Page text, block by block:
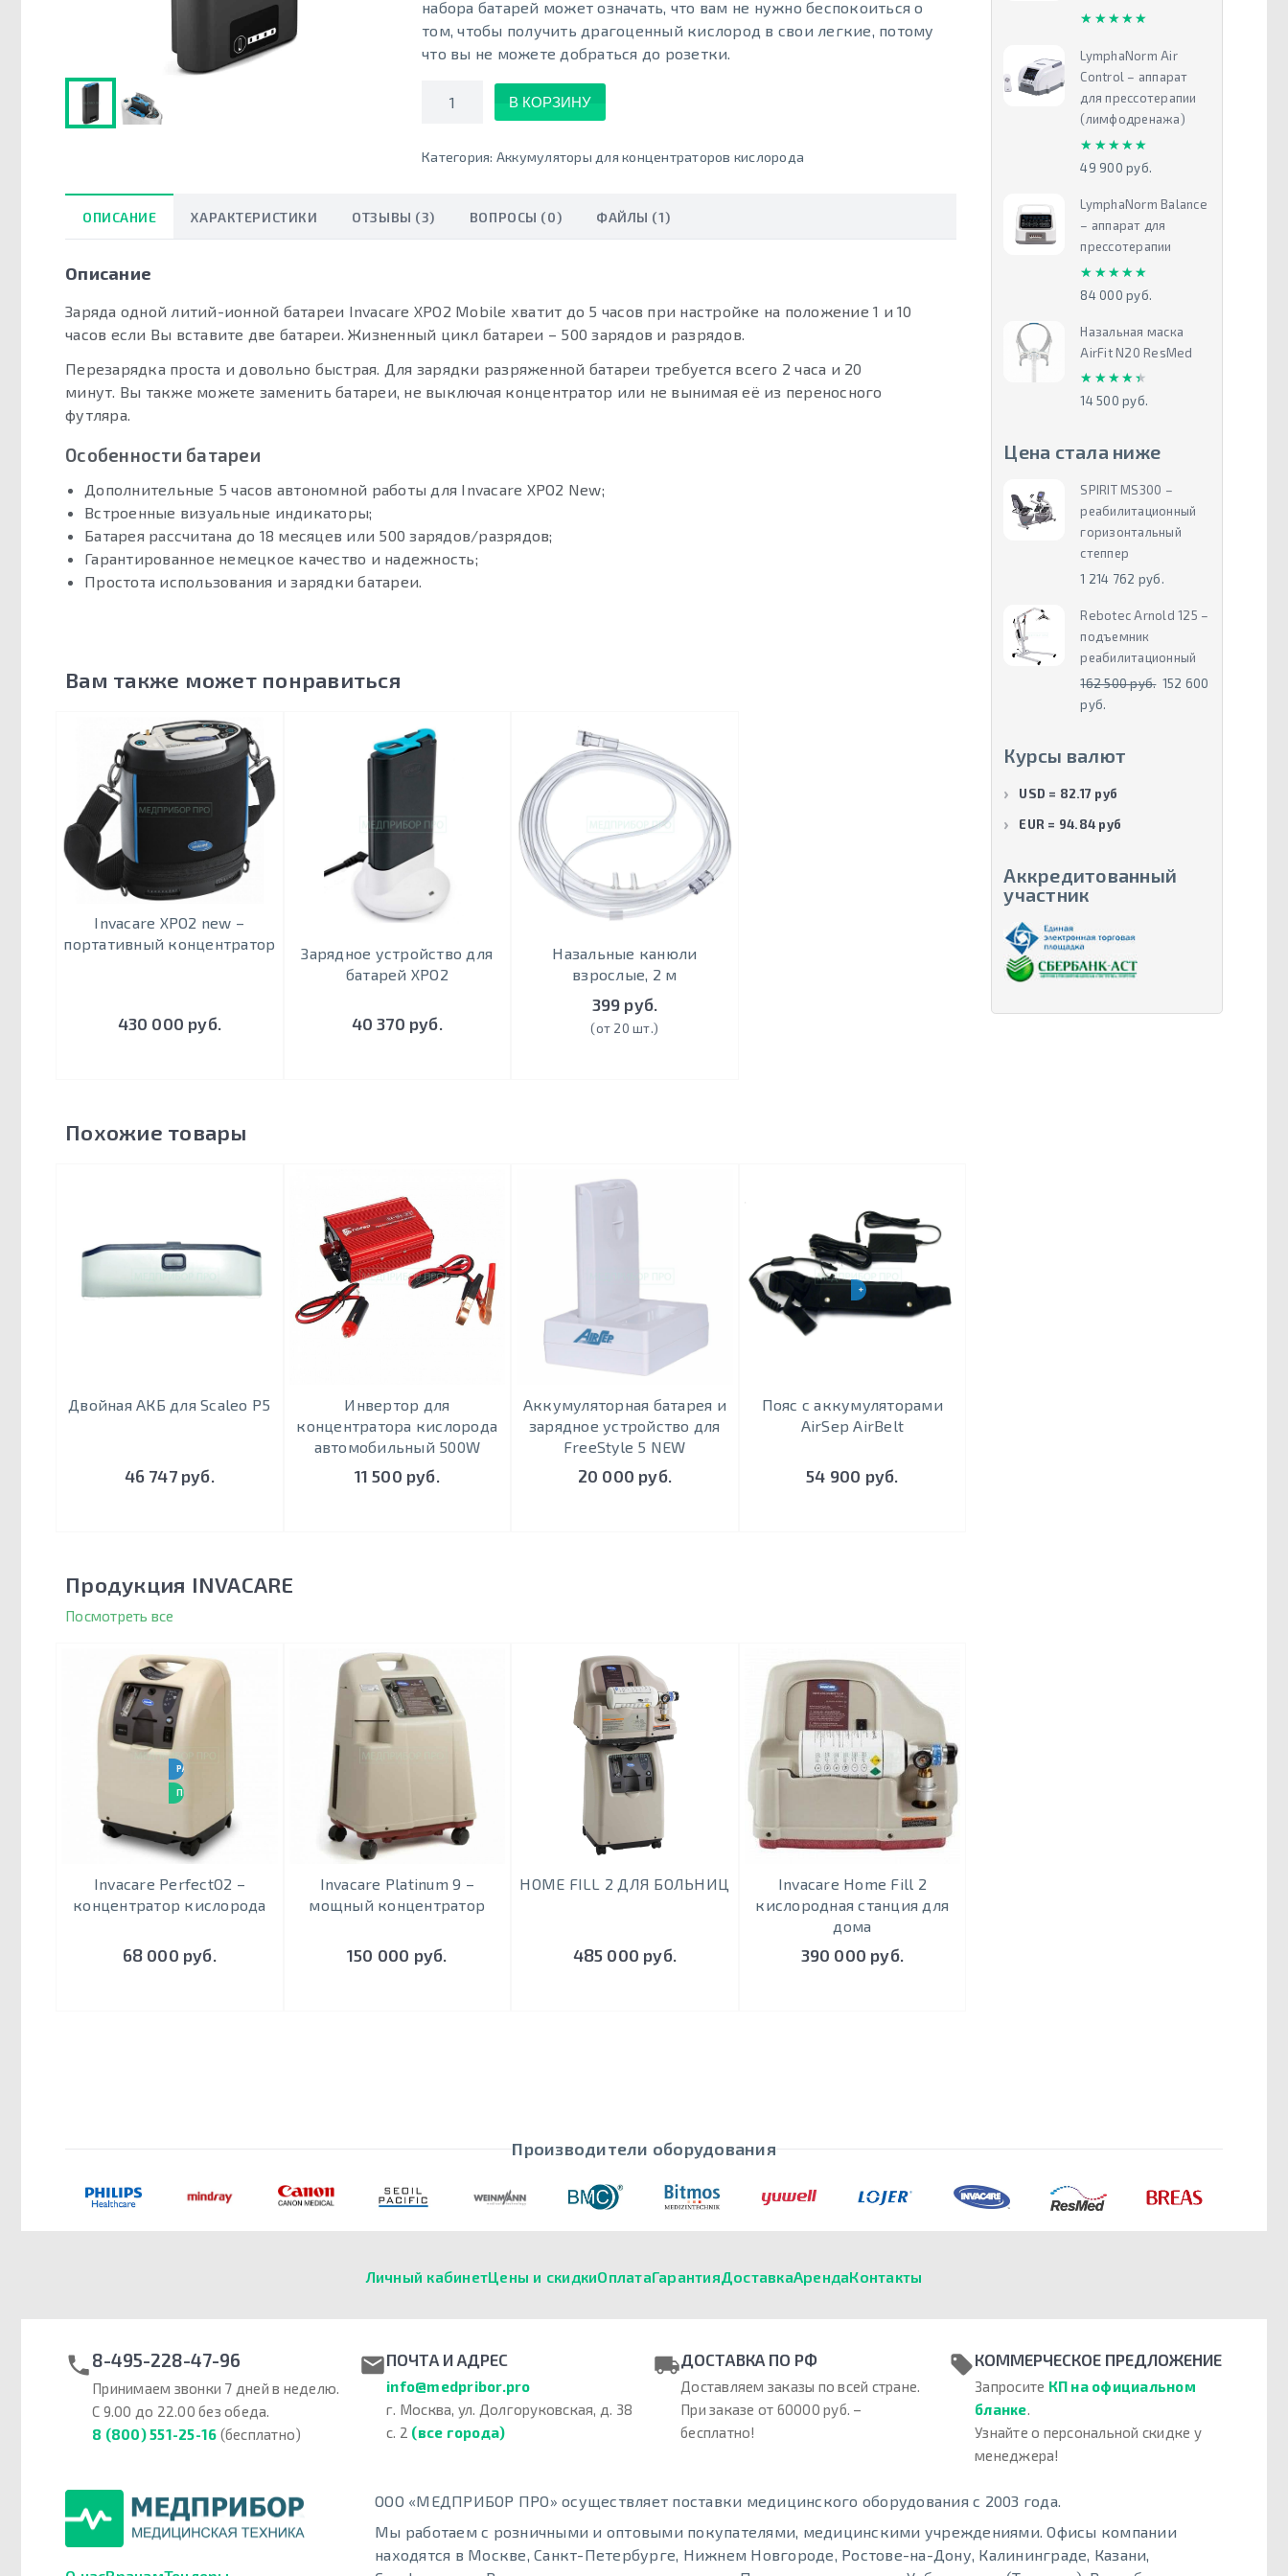
набора батарей может означать, что вам не нужно беспокоиться о
том, чтобы получить драгоценный кислород в свои легкие, потому
что вы не можете добраться до розетки.
Количество
В КОРЗИНУ
Категория: Аккумуляторы для концентраторов кислорода
ОПИСАНИЕ ХАРАКТЕРИСТИКИ ОТЗЫВЫ (3) ВОПРОСЫ (0) ФАЙЛЫ (1)
Описание
Заряда одной литий-ионной батареи Invacare XPO2 Mobile хватит до 5 часов при настройке на положение 1 и 10
часов если Вы вставите две батареи. Жизненный цикл батареи – 500 зарядов и разрядов.
Перезарядка проста и довольно быстрая. Для зарядки разряженной батареи требуется всего 2 часа и 20
минут. Вы также можете заменить батареи, не выключая концентратор или не вынимая её из переносного
футляра.
Особенности батареи
Дополнительные 5 часов автономной работы для Invacare XPO2 New;
Встроенные визуальные индикаторы;
Батарея рассчитана до 18 месяцев или 500 зарядов/разрядов;
Гарантированное немецкое качество и надежность;
Простота использования и зарядки батареи.
Вам также может понравиться
Invacare XPO2 new –
портативный концентратор
430 000 руб.
Зарядное устройство для
батарей XPO2
40 370 руб.
Назальные канюли
взрослые, 2 м
399 руб.
(от 20 шт.)
Похожие товары
Двойная АКБ для Scaleo P5
46 747 руб.
Инвертор для
концентратора кислорода
автомобильный 500W
11 500 руб.
Аккумуляторная батарея и
зарядное устройство для
FreeStyle 5 NEW
20 000 руб.
+ 3 ЧАСОВ РАБОТЫ
Пояс с аккумуляторами
AirSep AirBelt
54 900 руб.
Продукция INVACARE
Посмотреть все
РАБОТАЕТ 24 / 7
ПОДХОДИТ ДЛЯ ИВЛ
Invacare PerfectO2 –
концентратор кислорода
68 000 руб.
Invacare Platinum 9 –
мощный концентратор
150 000 руб.
HOME FILL 2 ДЛЯ БОЛЬНИЦ
485 000 руб.
Invacare Home Fill 2
кислородная станция для
дома
390 000 руб.
★★★★★
★★★★★
LymphaNorm Air
Control – аппарат
для прессотерапии
(лимфодренажа)
★★★★★
★★★★★
49 900 руб.
LymphaNorm Balance
– аппарат для
прессотерапии
★★★★★
★★★★★
84 000 руб.
Назальная маска
AirFit N20 ResMed
★★★★★
★★★★★
14 500 руб.
Цена стала ниже
SPIRIT MS300 –
реабилитационный
горизонтальный
степпер
1 214 762 руб.
Rebotec Arnold 125 –
подъемник
реабилитационный
162 500 руб. 152 600
руб.
Курсы валют
USD = 82.17 руб
EUR = 94.84 руб
Аккредитованный
участник
Производители оборудования
Личный кабинетЦены и скидкиОплатаГарантияДоставкаАрендаКонтакты
8-495-228-47-96
Принимаем звонки 7 дней в неделю.
С 9.00 до 22.00 без обеда.
8 (800) 551-25-16 (бесплатно)
ПОЧТА И АДРЕС
info@medpribor.pro
г. Москва, ул. Долгоруковская, д. 38
с. 2 (все города)
ДОСТАВКА ПО РФ
Доставляем заказы по всей стране.
При заказе от 60000 руб. –
бесплатно!
КОММЕРЧЕСКОЕ ПРЕДЛОЖЕНИЕ
Запросите КП на официальном
бланке.
Узнайте о персональной скидке у
менеджера!
ООО «МЕДПРИБОР ПРО» осуществляет поставки медицинского оборудования с 2003 года.
Мы работаем с розничными и оптовыми покупателями, медицинскими учреждениями. Офисы компании
находятся в Москве, Санкт-Петербурге, Нижнем Новгороде, Ростове-на-Дону, Калининграде, Казани,